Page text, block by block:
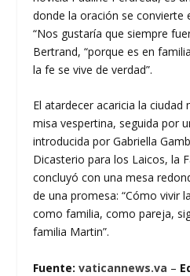
donde la oración se convierte
“Nos gustaría que siempre
Bertrand, “porque es en
la fe se vive de verdad”.
El atardecer acaricia la ciudad
misa vespertina, seguida por
introducida por Gabriella
Dicasterio para los Laicos, la
concluyó con una mesa
de una promesa: “Cómo vivir
como familia, como pareja,
familia Martin”.
Fuente:vaticannews.va –